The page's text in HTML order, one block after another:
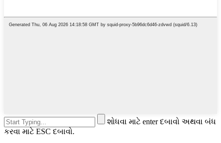
શોધવા માટે enter દબાવો અથવા બંધ
કરવા માટે ESC દબાવો.